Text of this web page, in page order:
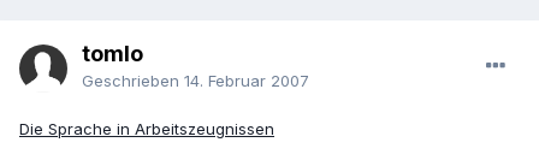
tomlo
Geschrieben 14. Februar 2007
Die Sprache in Arbeitszeugnissen